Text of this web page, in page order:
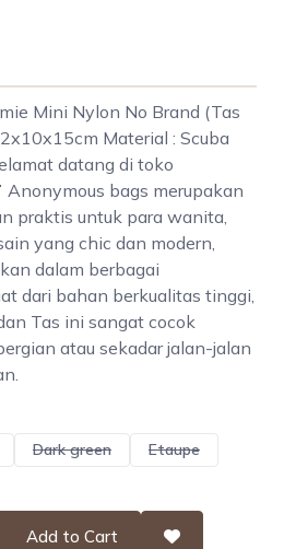
Mini Nylon No Brand (Tas
Material : Scuba
datang di toko
Anonymous bags merupakan
praktis untuk para wanita,
yang chic dan modern,
dalam berbagai
dari bahan berkualitas tinggi,
Tas ini sangat cocok
atau sekadar jalan-jalan
Dark green Etaupe
Add to Cart